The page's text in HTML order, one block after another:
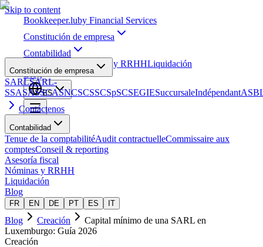
Skip to content
Bookkeeper.luby Financial Services
Constitución de empresa
Contabilidad
Nóminas y RRHHLiquidación
Blog
ES
Constitución de empresa
SARLSARL-
SSASASSCASNCSCSSCSpSCSEGIESuccursaleIndépendant
Contáctenos
Contabilidad
Tenue de la comptabilitéAudit contractuelleCommissaire aux
comptesConseil & reporting
Asesoría fiscal
Nóminas y RRHH
Liquidación
Blog
FR EN DE PT ES IT
Blog Creación
Capital mínimo de una SARL en
Luxemburgo: Guía 2026
Creación